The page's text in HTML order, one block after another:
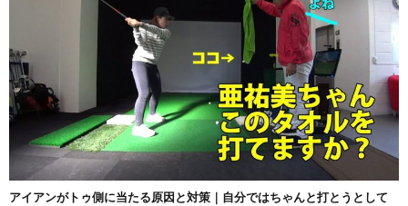
アイアンがトゥ側に当たる原因と対策｜自分ではちゃんと打とうとして